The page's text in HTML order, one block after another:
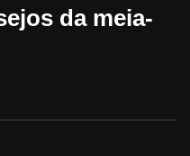
da meia-